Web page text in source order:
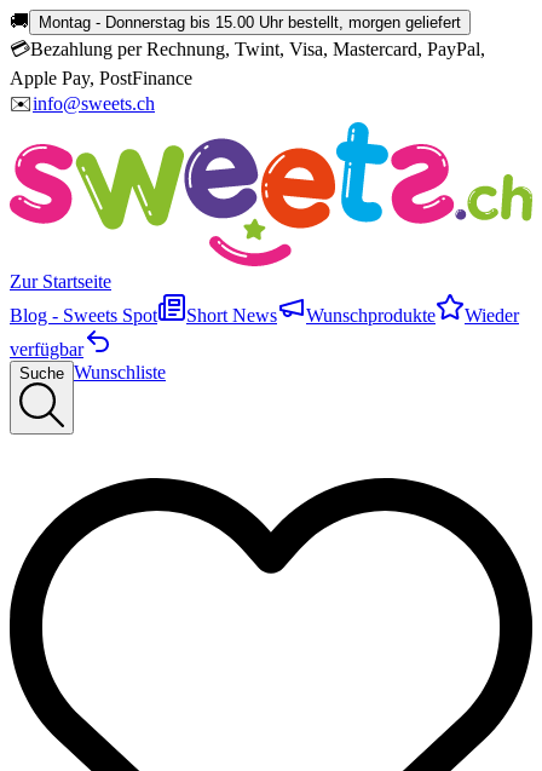
🚚 Montag - Donnerstag bis 15.00 Uhr bestellt, morgen geliefert
💳Bezahlung per Rechnung, Twint, Visa, Mastercard, PayPal,
Apple Pay, PostFinance
✉️info@sweets.ch
Zur Startseite
Blog - Sweets Spot
Short News Wunschprodukte
Wieder
verfügbar
Suche Wunschliste